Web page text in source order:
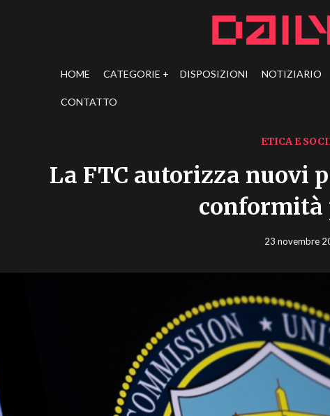
HOME CATEGORIE DISPOSIZIONI NOTIZIARIO
CONTATTO
ETICA E
La FTC autorizza nuovi
conformità
23 novembre